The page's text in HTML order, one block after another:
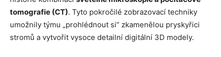
tomografie (CT). Tyto pokročilé zobrazovací techniky
umožnily týmu „prohlédnout si“ zkamenělou pryskyřici
stromů a vytvořit vysoce detailní digitální 3D modely.